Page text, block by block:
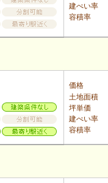
建ぺい率
容積率
価格
土地面積
坪単価
建ぺい率
容積率